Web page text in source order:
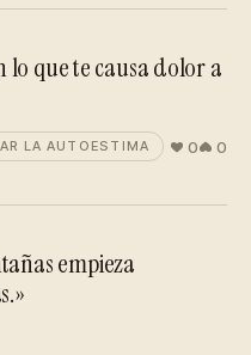
lo que te causa dolor a
LA AUTOESTIMA 0 0
empieza